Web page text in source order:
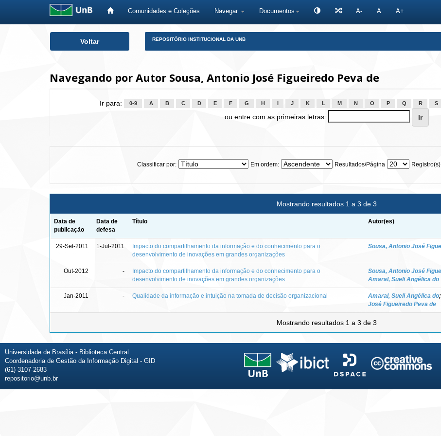
Comunidades e Coleções Navegar Documentos A- A A+
Voltar REPOSITÓRIO INSTITUCIONAL DA UNB
Navegando por Autor Sousa, Antonio José Figueiredo Peva de
Ir para: 0-9 A B C D E F G H J K L M N O P Q R S
ou entre com as primeiras letras:
Classificar por: Em ordem: Resultados/Página
Mostrando resultados 1 a 3 de 3
Data de
publicação
Data de
defesa
Título Autor(es)
29-Set-2011 1-Jul-2011
Impacto do compartilhamento da informação e do conhecimento para o
desenvolvimento de inovações em grandes organizações
Sousa, Antonio José
Out-2012 -
Impacto do compartilhamento da informação e do conhecimento para o
desenvolvimento de inovações em grandes organizações
Sousa, Antonio José
Amaral, Sueli Angélica do
Jan-2011 - Qualidade da informação e intuição na tomada de decisão organizacional Amaral, Sueli Angélica do;
José Figueiredo Peva de
Mostrando resultados 1 a 3 de 3
Universidade de Brasília - Biblioteca Central
Coordenadoria de Gestão da Informação Digital - GID
(61) 3107-2683
repositorio@unb.br